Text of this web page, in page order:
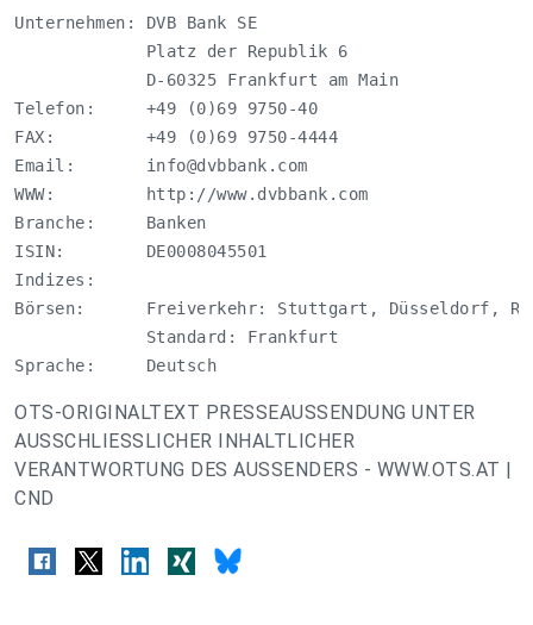
Unternehmen: DVB Bank SE
             Platz der Republik 6
             D-60325 Frankfurt am Main
Telefon:     +49 (0)69 9750-40
FAX:         +49 (0)69 9750-4444
Email: info@dvbbank.com
WWW:         http://www.dvbbank.com
Branche:     Banken
ISIN:        DE0008045501
Indizes:
Börsen:      Freiverkehr: Stuttgart, Düsseldorf,
             Standard: Frankfurt
Sprache:     Deutsch
OTS-ORIGINALTEXT PRESSEAUSSENDUNG UNTER
AUSSCHLIESSLICHER INHALTLICHER
VERANTWORTUNG DES AUSSENDERS - WWW.OTS.AT |
CND